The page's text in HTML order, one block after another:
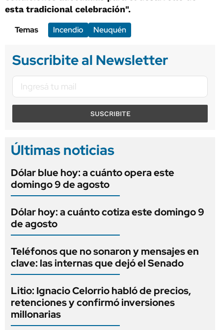
esta tradicional celebración".
Temas
Incendio Neuquén
Suscribite al Newsletter
SUSCRIBITE
Últimas noticias
Dólar blue hoy: a cuánto opera este
domingo 9 de agosto
Dólar hoy: a cuánto cotiza este domingo 9
de agosto
Teléfonos que no sonaron y mensajes en
clave: las internas que dejó el Senado
Litio: Ignacio Celorrio habló de precios,
retenciones y confirmó inversiones
millonarias